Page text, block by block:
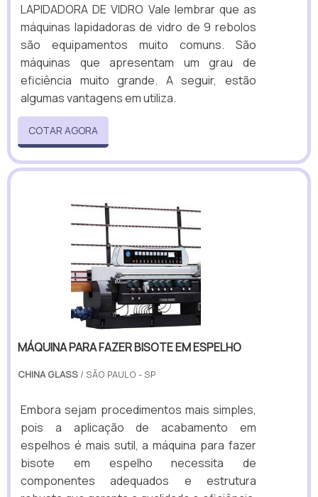
LAPIDADORA DE VIDRO Vale lembrar que as
máquinas lapidadoras de vidro de 9 rebolos
são equipamentos muito comuns. São
máquinas que apresentam um grau de
eficiência muito grande. A seguir, estão
algumas vantagens em utiliza.
COTAR AGORA
MÁQUINA PARA FAZER BISOTE EM ESPELHO
CHINA GLASS / SÃO PAULO - SP
Embora sejam procedimentos mais simples,
pois a aplicação de acabamento em
espelhos é mais sutil, a máquina para fazer
bisote em espelho necessita de
componentes adequados e estrutura